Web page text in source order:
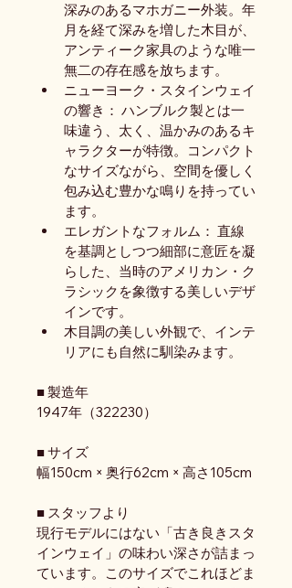
深みのあるマホガニー外装。年
月を経て深みを増した木目が、
アンティーク家具のような唯一
無二の存在感を放ちます。
ニューヨーク・スタインウェイ
の響き： ハンブルク製とは一
味違う、太く、温かみのあるキ
ャラクターが特徴。コンパクト
なサイズながら、空間を優しく
包み込む豊かな鳴りを持ってい
ます。
エレガントなフォルム： 直線
を基調としつつ細部に意匠を凝
らした、当時のアメリカン・ク
ラシックを象徴する美しいデザ
インです。
木目調の美しい外観で、インテ
リアにも自然に馴染みます。
■ 製造年
1947年（322230）
■ サイズ
幅150cm × 奥行62cm × 高さ105cm
■ スタッフより
現行モデルにはない「古き良きスタ
インウェイ」の味わい深さが詰まっ
ています。このサイズでこれほどま